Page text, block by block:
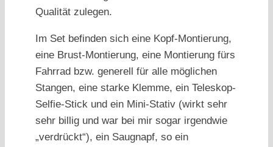
Qualität zulegen.
Im Set befinden sich eine Kopf-Montierung,
eine Brust-Montierung, eine Montierung fürs
Fahrrad bzw. generell für alle möglichen
Stangen, eine starke Klemme, ein Teleskop-
Selfie-Stick und ein Mini-Stativ (wirkt sehr
sehr billig und war bei mir sogar irgendwie
„verdrückt“), ein Saugnapf, so ein